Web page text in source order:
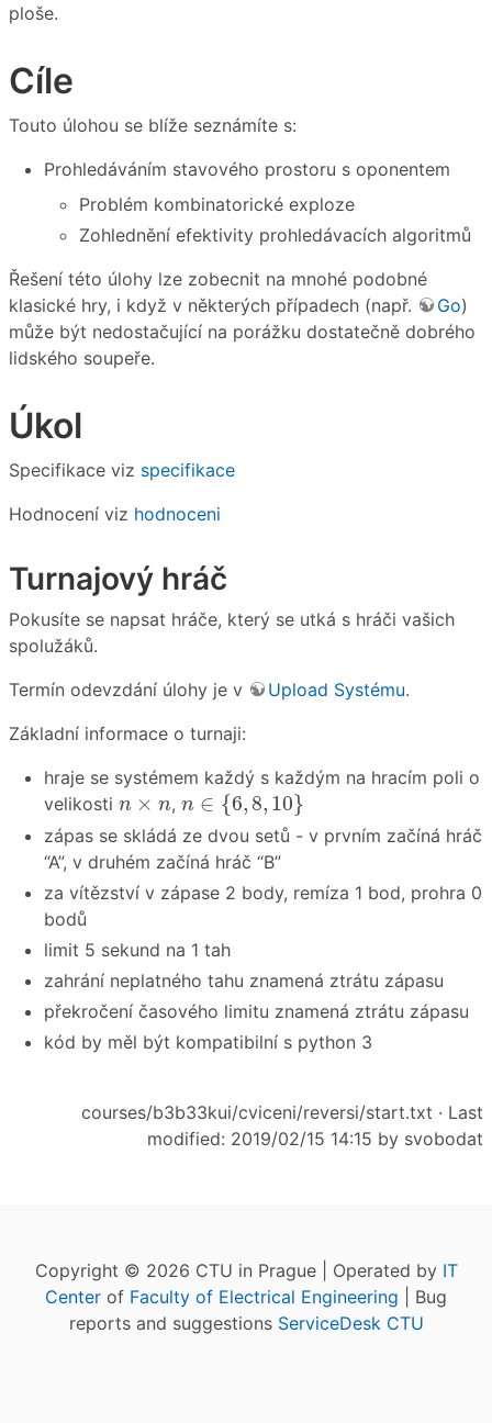
ploše.
Cíle
Touto úlohou se blíže seznámíte s:
Prohledáváním stavového prostoru s oponentem
Problém kombinatorické exploze
Zohlednění efektivity prohledávacích algoritmů
Řešení této úlohy lze zobecnit na mnohé podobné
klasické hry, i když v některých případech (např.
Go)
může být nedostačující na porážku dostatečně dobrého
lidského soupeře.
Úkol
Specifikace viz specifikace
Hodnocení viz hodnoceni
Turnajový hráč
Pokusíte se napsat hráče, který se utká s hráči vašich
spolužáků.
Termín odevzdání úlohy je v
Upload Systému.
Základní informace o turnaji:
hraje se systémem každý s každým na hracím poli o
velikosti n × n
n ×n , n ∈ {6, 8, 10}
n ∈{ 6,8,10 }
zápas se skládá ze dvou setů - v prvním začíná hráč
“A”, v druhém začíná hráč “B”
za vítězství v zápase 2 body, remíza 1 bod, prohra 0
bodů
limit 5 sekund na 1 tah
zahrání neplatného tahu znamená ztrátu zápasu
překročení časového limitu znamená ztrátu zápasu
kód by měl být kompatibilní s python 3
courses/b3b33kui/cviceni/reversi/start.txt · Last
modified: 2019/02/15 14:15 by svobodat
Copyright © 2026 CTU in Prague | Operated by IT
Center of Faculty of Electrical Engineering | Bug
reports and suggestions ServiceDesk CTU